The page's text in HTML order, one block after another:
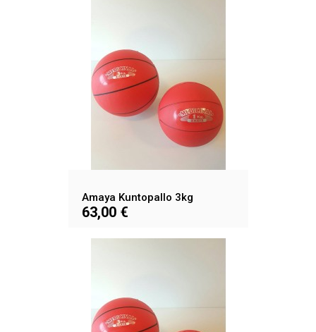
Amaya Kuntopallo 3kg
63,00 €